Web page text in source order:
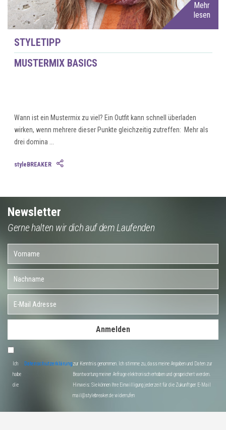
Mehr
lesen
STYLETIPP
MUSTERMIX BASICS
Wann ist ein Mustermix zu viel? Ein Outfit kann schnell überladen
wirken, wenn mehrere dieser Punkte gleichzeitig zutreffen: Mehr als
drei domina ...
styleBREAKER
Newsletter
Gerne halten wir dich auf dem Laufenden
Anmelden
Ich
habe
die
Datenschutzerklärungzur Kenntnis genommen. Ich stimme zu, dass meine Angaben und Daten zur
Beantwortung meiner Anfrage elektronisch erhoben und gespeichert werden.
Hinweis: Sie können Ihre Einwilligung jederzeit für die Zukunft per E-Mail
mail@stylebreaker.de widerrufen